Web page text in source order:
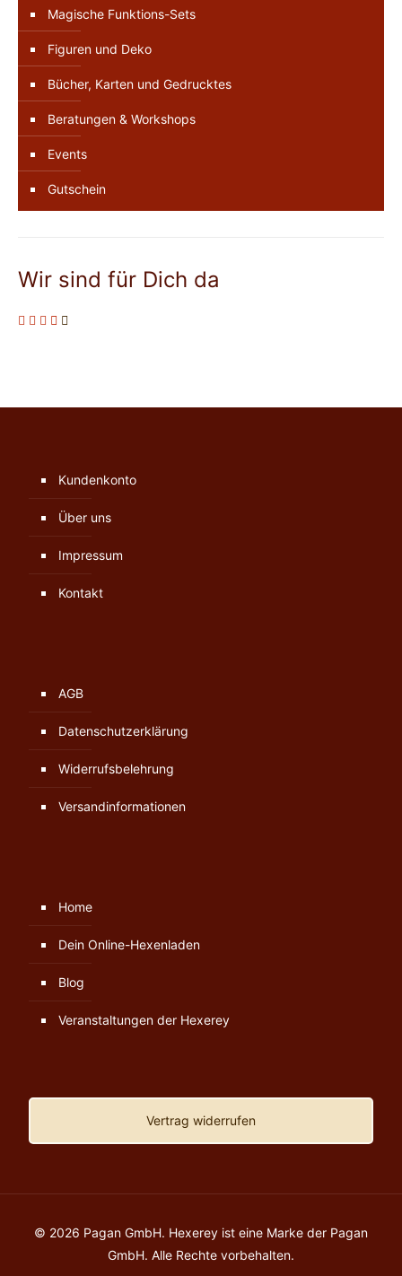
Magische Funktions-Sets
Figuren und Deko
Bücher, Karten und Gedrucktes
Beratungen & Workshops
Events
Gutschein
Wir sind für Dich da
Kundenkonto
Über uns
Impressum
Kontakt
AGB
Datenschutzerklärung
Widerrufsbelehrung
Versandinformationen
Home
Dein Online-Hexenladen
Blog
Veranstaltungen der Hexerey
Vertrag widerrufen
© 2026 Pagan GmbH. Hexerey ist eine Marke der Pagan
GmbH. Alle Rechte vorbehalten.